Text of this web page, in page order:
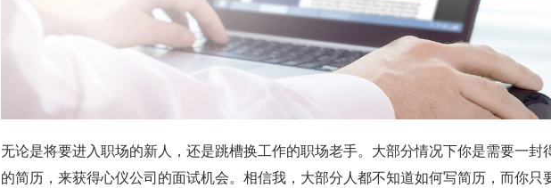
无论是将要进入职场的新人，还是跳槽换工作的职场老手。大部分情况下你是需要一封
的简历，来获得心仪公司的面试机会。相信我，大部分人都不知道如何写简历，而你只